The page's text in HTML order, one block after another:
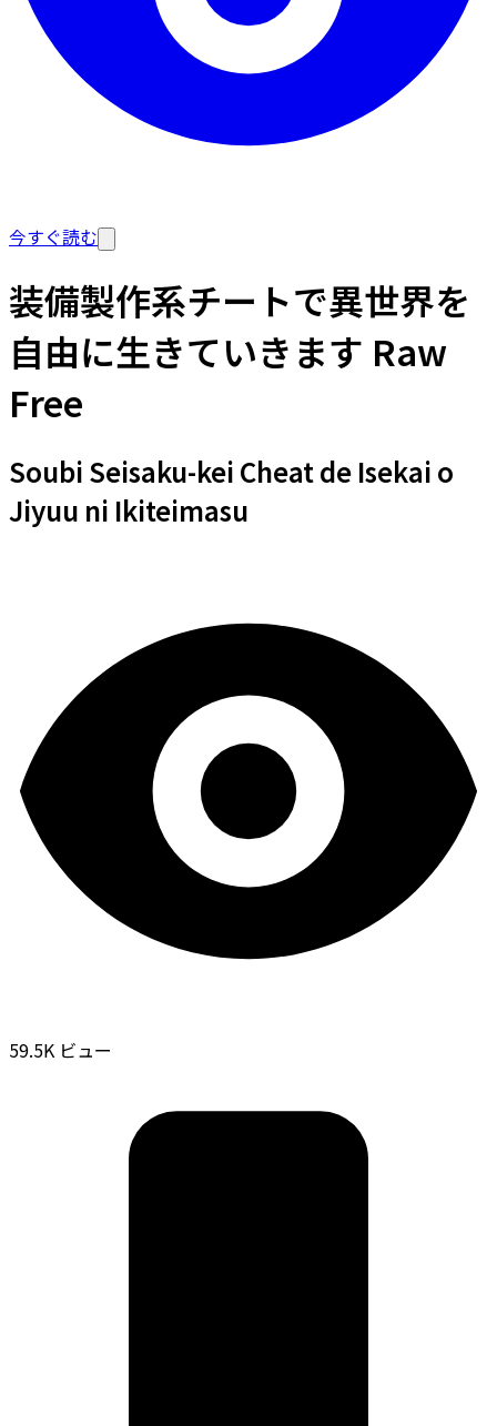
今すぐ読む
装備製作系チートで異世界を
自由に生きていきます Raw
Free
Soubi Seisaku-kei Cheat de Isekai o
Jiyuu ni Ikiteimasu
59.5K ビュー